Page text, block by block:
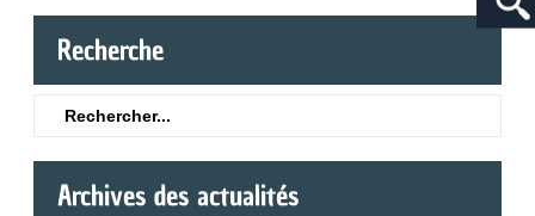
Recherche
Archives des actualités